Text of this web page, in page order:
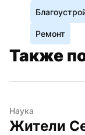
Ремонт
Также
Наука
Жители